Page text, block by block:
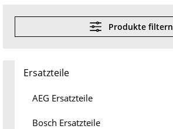
Produkte filtern
Ersatzteile
AEG Ersatzteile
Bosch Ersatzteile